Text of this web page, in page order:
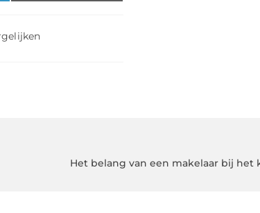
Het belang van een makelaar bij